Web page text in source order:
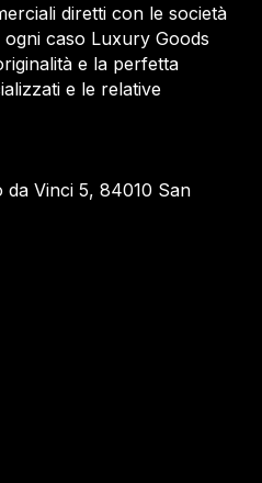
diretti con le società
caso Luxury Goods
e la perfetta
e le relative
da Vinci 5, 84010 San